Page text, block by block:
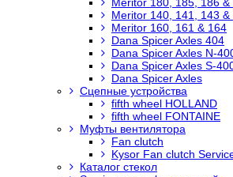
Meritor 140, 141, 143 &
Meritor 160, 161 & 164
Dana Spicer Axles 404
Dana Spicer Axles N-
Dana Spicer Axles S-
Dana Spicer Axles
Сцепные устройства
fifth wheel HOLLAND
fifth wheel FONTAINE
Муфты вентилятора
Fan clutch
Kysor Fan clutch
Каталог стекол